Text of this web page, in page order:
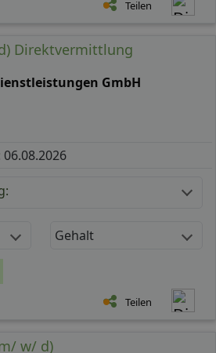
Teilen
Direktvermittlung
GmbH
Gehalt
Teilen
w/ d)